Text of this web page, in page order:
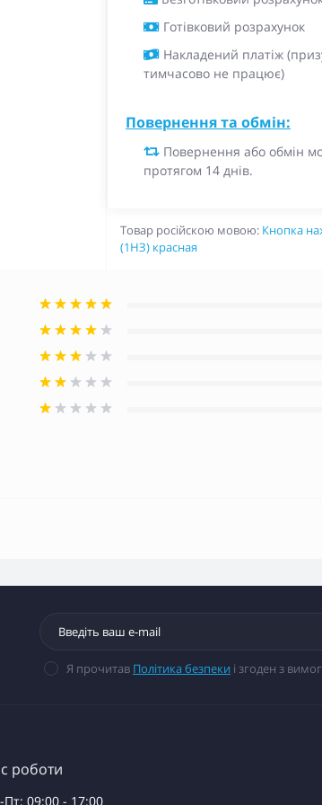
Готівковий розрахунок
Накладений платіж
тимчасово не працює)
Повернення та обмін:
Повернення або обмін
протягом 14 днів.
Товар російскою мовою: Кнопка
(1НЗ) красная
Я прочитав Політика безпеки і згоден з
роботи
Пт: 09:00 - 17:00